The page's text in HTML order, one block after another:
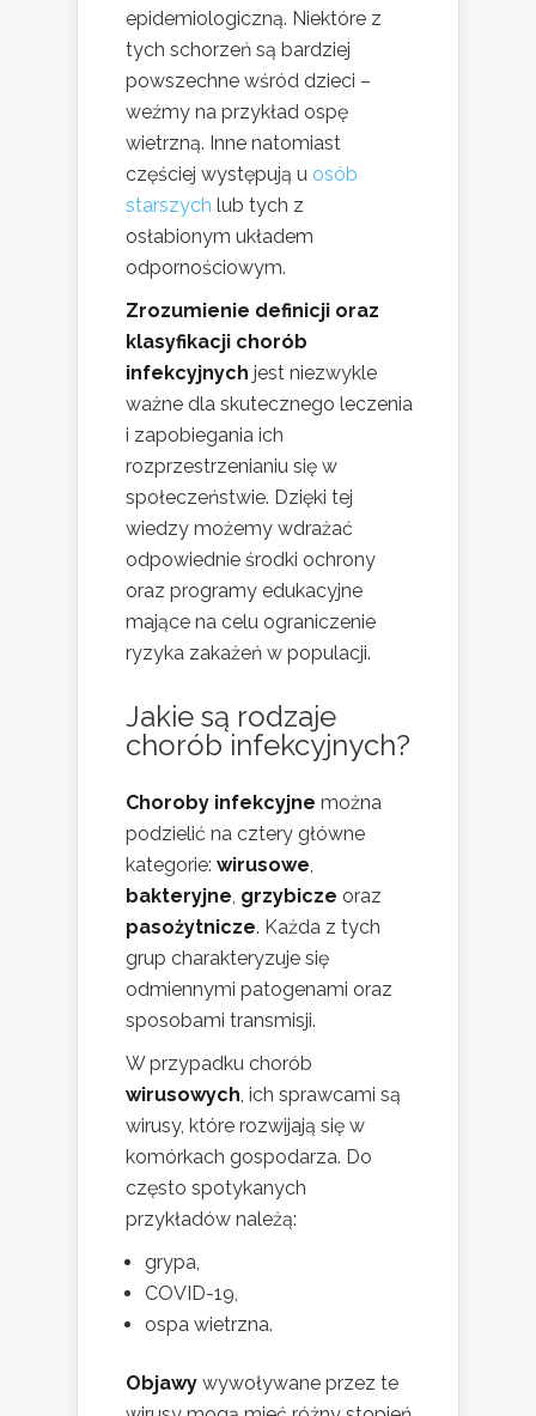
epidemiologiczną. Niektóre z
tych schorzeń są bardziej
powszechne wśród dzieci –
weźmy na przykład ospę
wietrzną. Inne natomiast
częściej występują u osób
starszych lub tych z
osłabionym układem
odpornościowym.
Zrozumienie definicji oraz
klasyfikacji chorób
infekcyjnych jest niezwykle
ważne dla skutecznego leczenia
i zapobiegania ich
rozprzestrzenianiu się w
społeczeństwie. Dzięki tej
wiedzy możemy wdrażać
odpowiednie środki ochrony
oraz programy edukacyjne
mające na celu ograniczenie
ryzyka zakażeń w populacji.
Jakie są rodzaje
chorób infekcyjnych?
Choroby infekcyjne można
podzielić na cztery główne
kategorie: wirusowe
bakteryjne grzybicze oraz
pasożytnicze. Każda z tych
grup charakteryzuje się
odmiennymi patogenami oraz
sposobami transmisji.
W przypadku chorób
wirusowych , ich sprawcami są
wirusy, które rozwijają się w
komórkach gospodarza. Do
często spotykanych
przykładów należą:
grypa,
COVID-19,
ospa wietrzna.
Objawy wywoływane przez te